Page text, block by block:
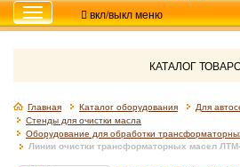
вкл/выкл меню
КАТАЛОГ
Главная Каталог оборудования
Для
Стенды для очистки масла
Оборудование для обработки
Линии очистки трансформаторных масел ЛТМ-